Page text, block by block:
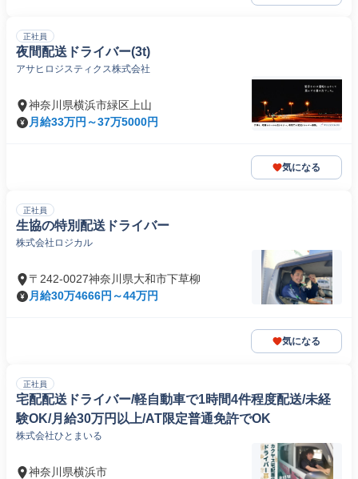
正社員
夜間配送ドライバー(3t)
アサヒロジスティクス株式会社
神奈川県横浜市緑区上山
月給33万円～37万5000円
気になる
正社員
生協の特別配送ドライバー
株式会社ロジカル
〒242-0027神奈川県大和市下草柳
月給30万4666円～44万円
気になる
正社員
宅配配送ドライバー/軽自動車で1時間4件程度配送/未経
験OK/月給30万円以上/AT限定普通免許でOK
株式会社ひとまいる
神奈川県横浜市